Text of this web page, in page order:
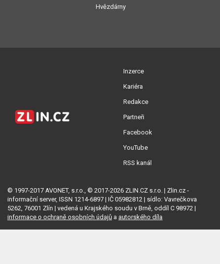
Hvězdárny
Inzerce
Kariéra
Redakce
Partneři
Facebook
YouTube
RSS kanál
© 1997-2017 AVONET, s.r.o., © 2017-2026 ZLIN.CZ s.r.o. | Zlin.cz -
informační server, ISSN 1214-6897 | IČ 05982812 | sídlo: Vavrečkova
5262, 76001 Zlín | vedená u Krajského soudu v Brně, oddíl C 98972 |
informace o ochraně osobních údajů a autorského díla